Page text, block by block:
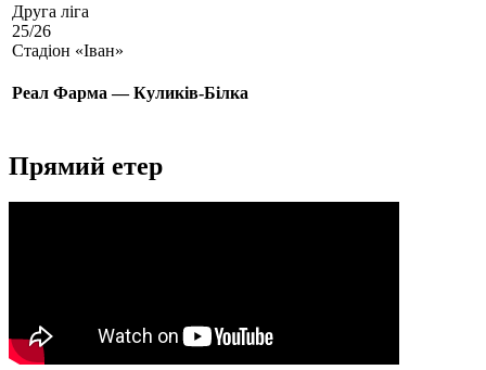
Друга ліга
25/26
Стадіон «Іван»
Реал Фарма — Куликів-Білка
Прямий етер